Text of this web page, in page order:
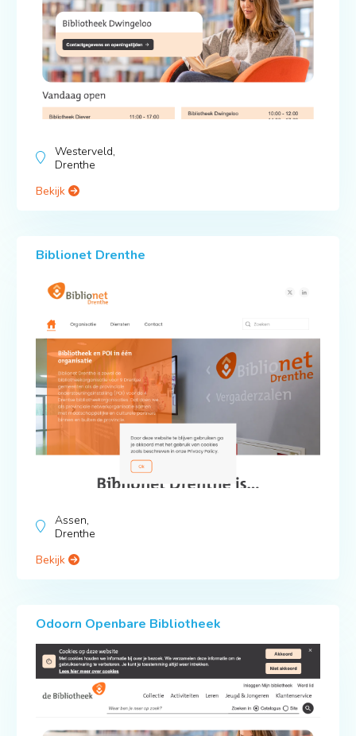
Westerveld,
Drenthe
Bekijk
Biblionet Drenthe
Assen,
Drenthe
Bekijk
Odoorn Openbare Bibliotheek